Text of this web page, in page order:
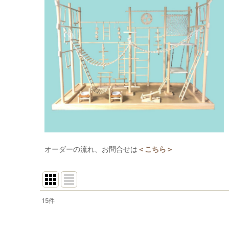
オーダーの流れ、お問合せは ＜こちら＞
15件